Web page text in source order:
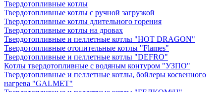
Твердотопливные котлы
Твердотопливные котлы с ручной загрузкой
Твердотопливные котлы длительного горения
Твердотопливные котлы на дровах
Твердотопливные и пеллетные котлы "HOT DRAGON"
Твердотопливные отопительные котлы "Flames"
Твердотопливные и пеллетные котлы "DEFRO"
Котлы твердотопливные с водяным контуром "УЗПО"
Твердотопливные и пеллетные котлы, бойлеры косвенного
нагрева "GALMET"